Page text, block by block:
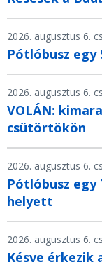
2026. augusztus 6.
Pótlóbusz egy
2026. augusztus 6.
VOLÁN:
csütörtökön
2026. augusztus 6.
Pótlóbusz egy
helyett
2026. augusztus 6.
Késve érkezik